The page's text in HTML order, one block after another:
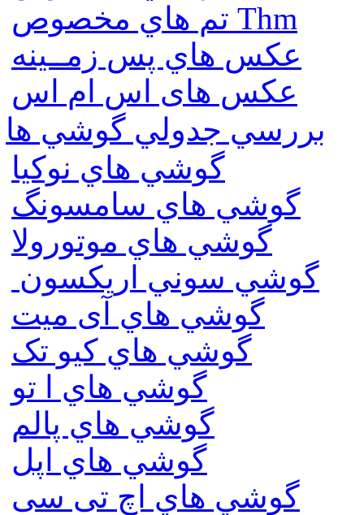
تم هاي مخصوص Thm
عكس هاي پس زمــينه
عكس های اس ام اس
بررسي جدولي گوشي ها
گوشي هاي نوكيا
گوشي هاي سامسونگ
گوشي هاي موتورولا
گوشي سوني اريكسون
گوشي هاي آی میت
گوشي هاي کیو تک
گوشي هاي ا تو
گوشي هاي پالم
گوشي هاي اپل
گوشي هاي اچ تی سی